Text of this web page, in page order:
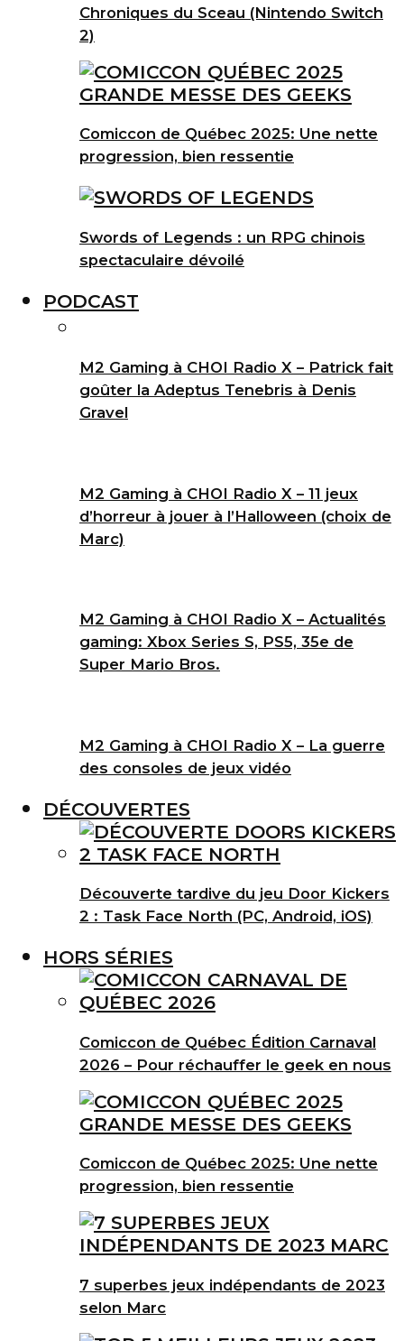
Chroniques du Sceau (Nintendo Switch
2)
Comiccon de Québec 2025: Une nette
progression, bien ressentie
Swords of Legends : un RPG chinois
spectaculaire dévoilé
PODCAST
M2 Gaming à CHOI Radio X – Patrick fait
goûter la Adeptus Tenebris à Denis
Gravel
M2 Gaming à CHOI Radio X – 11 jeux
d’horreur à jouer à l’Halloween (choix de
Marc)
M2 Gaming à CHOI Radio X – Actualités
gaming: Xbox Series S, PS5, 35e de
Super Mario Bros.
M2 Gaming à CHOI Radio X – La guerre
des consoles de jeux vidéo
DÉCOUVERTES
Découverte tardive du jeu Door Kickers
2 : Task Face North (PC, Android, iOS)
HORS SÉRIES
Comiccon de Québec Édition Carnaval
2026 – Pour réchauffer le geek en nous
Comiccon de Québec 2025: Une nette
progression, bien ressentie
7 superbes jeux indépendants de 2023
selon Marc